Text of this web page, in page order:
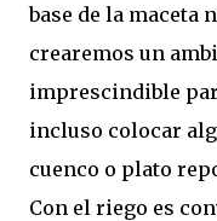
base de la maceta
crearemos un
imprescindible
incluso colocar
cuenco o plato
Con el riego es